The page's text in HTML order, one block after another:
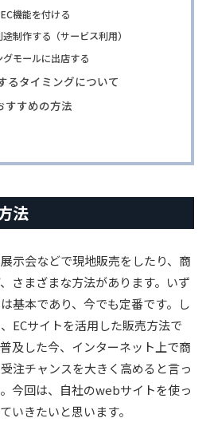
機能を付ける
制作する（サービス利用）
モールに出店する
るタイミングについて
すすめの方法
法
示会などで現地販売をしたり、商
さまざまな方法があります。いず
基本であり、今でも定番です。し
ECサイトを活用した販売方法で
及した今、インターネット上で商
注チャンスを大きく高めると言っ
今回は、自社のwebサイトを使っ
いきたいと思います。